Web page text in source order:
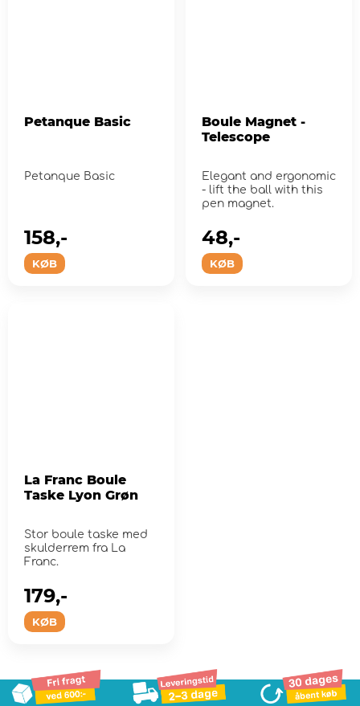
Petanque Basic
Petanque Basic
KØB
158,-
Boule Magnet -
Telescope
Elegant and ergonomic
- lift the ball with this
pen magnet.
KØB
48,-
La Franc Boule
Taske Lyon Grøn
Stor boule taske med
skulderrem fra La
Franc.
KØB
179,-